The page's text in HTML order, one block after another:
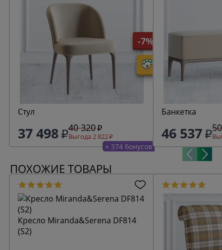
-7%
Стул
37 498 40 320
Выгода 2 822
+ 374 бонусов
Банкетка
46 537
ПОХОЖИЕ ТОВАРЫ
Кресло Miranda&Serena DF814
(S2)